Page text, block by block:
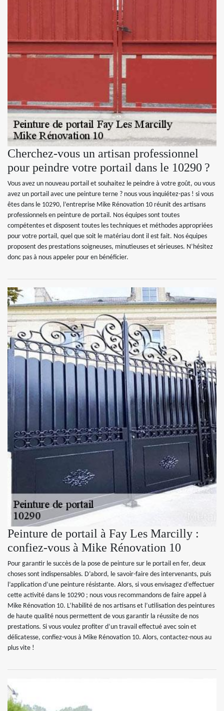
Cherchez-vous un artisan professionnel
pour peindre votre portail dans le 10290 ?
Vous avez un nouveau portail et souhaitez le peindre à votre goût, ou vous
avez un portail avec une peinture terne ? nous vous inquiétez-pas ! si vous
êtes dans le 10290, l’entreprise Mike Rénovation 10 réunit des artisans
professionnels en peinture de portail. Nos équipes sont toutes
compétentes et disposent toutes les techniques et méthodes appropriées
pour votre portail, quel que soit le matériau dont il est fait. Nos équipes
proposent des prestations soigneuses, minutieuses et sérieuses. N’hésitez
donc pas à nous appeler pour en bénéficier.
Peinture de portail à Fay Les Marcilly :
confiez-vous à Mike Rénovation 10
Pour garantir le succès de la pose de peinture sur le portail en fer, deux
choses sont indispensables. D’abord, le savoir-faire des intervenants, puis
l’application d’une peinture résistante. Alors, si vous envisagez d’effectuer
cette activité dans le 10290 ; nous vous recommandons de faire appel à
Mike Rénovation 10. L’habilité de nos artisans et l’utilisation des peintures
de haute qualité nous permettent de vous garantir la réussite de nos
prestations. Si vous voulez profiter d’un travail effectué avec soin et
délicatesse, confiez-vous à Mike Rénovation 10. Alors, contactez-nous au
plus vite !